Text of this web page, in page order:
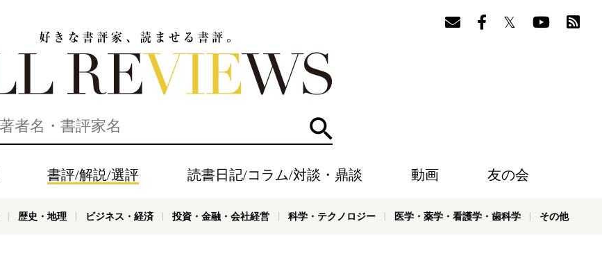
検索
書評/解説/選評 読書日記/コラム/対談・鼎談 動画 友の会
歴史・地理 ビジネス・経済 投資・金融・会社経営 科学・テクノロジー 医学・薬学・看護学・歯科学 その他